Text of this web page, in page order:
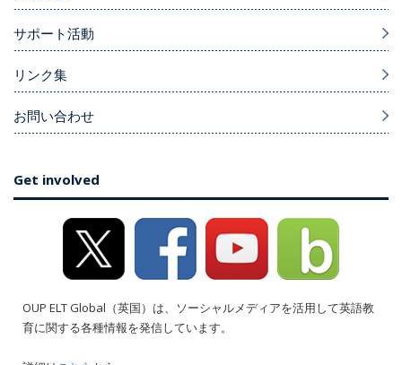
サポート活動
リンク集
お問い合わせ
Get involved
OUP ELT Global（英国）は、ソーシャルメディアを活用して英語教
育に関する各種情報を発信しています。